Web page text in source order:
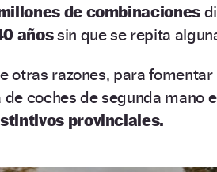
de combinaciones
añossin que se repita
otras razones, para fomentar
coches de segunda mano
provinciales.